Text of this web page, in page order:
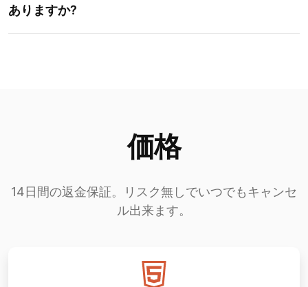
ありますか?
価格
14日間の返金保証。リスク無しでいつでもキャンセ
ル出来ます。